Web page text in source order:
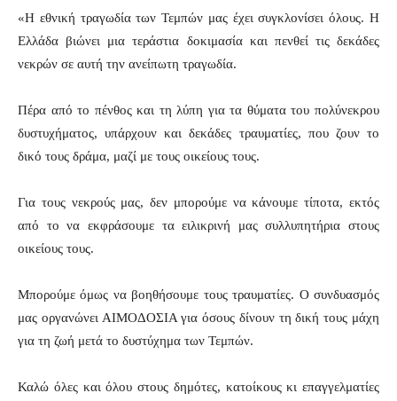
«Η εθνική τραγωδία των Τεμπών μας έχει συγκλονίσει όλους. Η
Ελλάδα βιώνει μια τεράστια δοκιμασία και πενθεί τις δεκάδες
νεκρών σε αυτή την ανείπωτη τραγωδία.
Πέρα από το πένθος και τη λύπη για τα θύματα του πολύνεκρου
δυστυχήματος, υπάρχουν και δεκάδες τραυματίες, που ζουν το
δικό τους δράμα, μαζί με τους οικείους τους.
Για τους νεκρούς μας, δεν μπορούμε να κάνουμε τίποτα, εκτός
από το να εκφράσουμε τα ειλικρινή μας συλλυπητήρια στους
οικείους τους.
Μπορούμε όμως να βοηθήσουμε τους τραυματίες. Ο συνδυασμός
μας οργανώνει ΑΙΜΟΔΟΣΙΑ για όσους δίνουν τη δική τους μάχη
για τη ζωή μετά το δυστύχημα των Τεμπών.
Καλώ όλες και όλου στους δημότες, κατοίκους κι επαγγελματίες